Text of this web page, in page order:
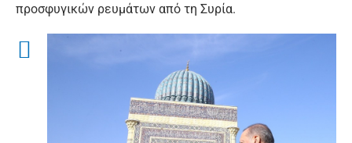
προσφυγικών ρευμάτων από τη Συρία.